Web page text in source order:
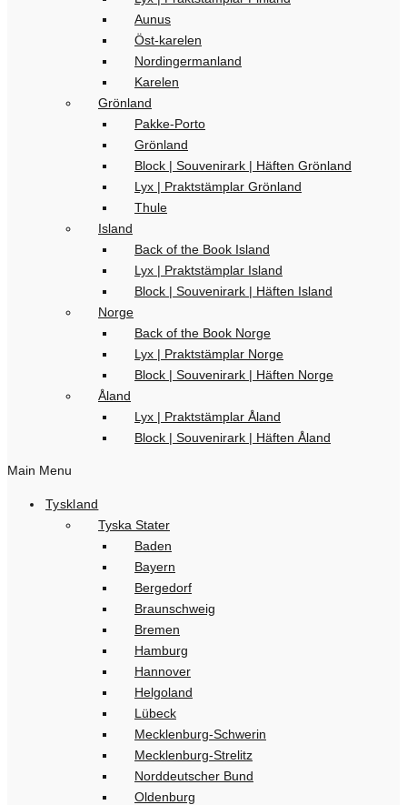
Aunus
Öst-karelen
Nordingermanland
Karelen
Grönland
Pakke-Porto
Grönland
Block | Souvenirark | Häften Grönland
Lyx | Praktstämplar Grönland
Thule
Island
Back of the Book Island
Lyx | Praktstämplar Island
Block | Souvenirark | Häften Island
Norge
Back of the Book Norge
Lyx | Praktstämplar Norge
Block | Souvenirark | Häften Norge
Åland
Lyx | Praktstämplar Åland
Block | Souvenirark | Häften Åland
Main Menu
Tyskland
Tyska Stater
Baden
Bayern
Bergedorf
Braunschweig
Bremen
Hamburg
Hannover
Helgoland
Lübeck
Mecklenburg-Schwerin
Mecklenburg-Strelitz
Norddeutscher Bund
Oldenburg